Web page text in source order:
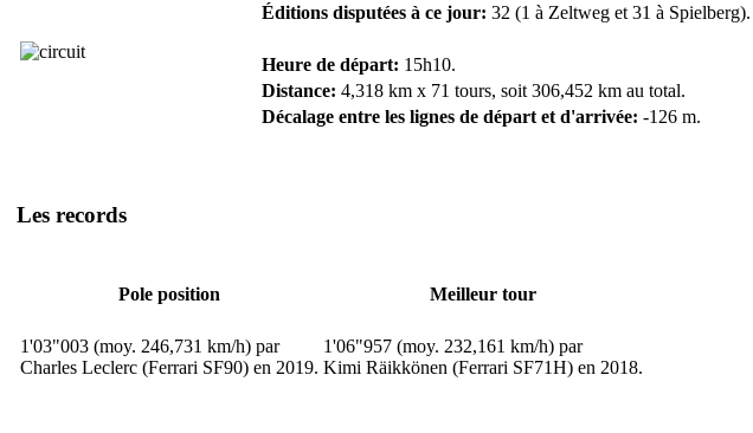
Éditions disputées à ce jour: 32 (1 à Zeltweg et 31 à Spielberg).
Heure de départ: 15h10.
Distance: 4,318 km x 71 tours, soit 306,452 km au total.
Décalage entre les lignes de départ et d'arrivée: -126 m.
Les records
Pole position Meilleur tour
1'03"003 (moy. 246,731 km/h) par
Charles Leclerc (Ferrari SF90) en 2019.
1'06"957 (moy. 232,161 km/h) par
Kimi Räikkönen (Ferrari SF71H) en 2018.